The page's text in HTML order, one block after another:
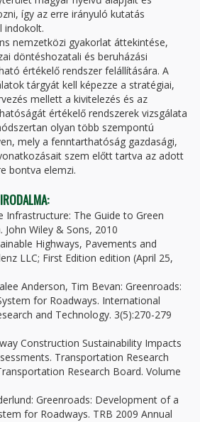
így az erre irányuló kutatás
indokolt.
nemzetközi gyakorlat áttekintése,
döntéshozatali és beruházási
értékelő rendszer felállítására. A
tárgyát kell képezze a stratégiai,
mellett a kivitelezés és az
értékelő rendszerek vizsgálata
olyan több szempontú
mely a fenntarthatóság gazdasági,
szem előtt tartva az adott
bontva elemzi.
Infrastructure: The Guide to Green
John Wiley & Sons, 2010
Highways, Pavements and
LLC; First Edition edition (April 25,
Anderson, Tim Bevan: Greenroads:
for Roadways. International
and Technology. 3(5):270-279
Construction Sustainability Impacts
Transportation Research
Research Board. Volume
Greenroads: Development of a
for Roadways. TRB 2009 Annual